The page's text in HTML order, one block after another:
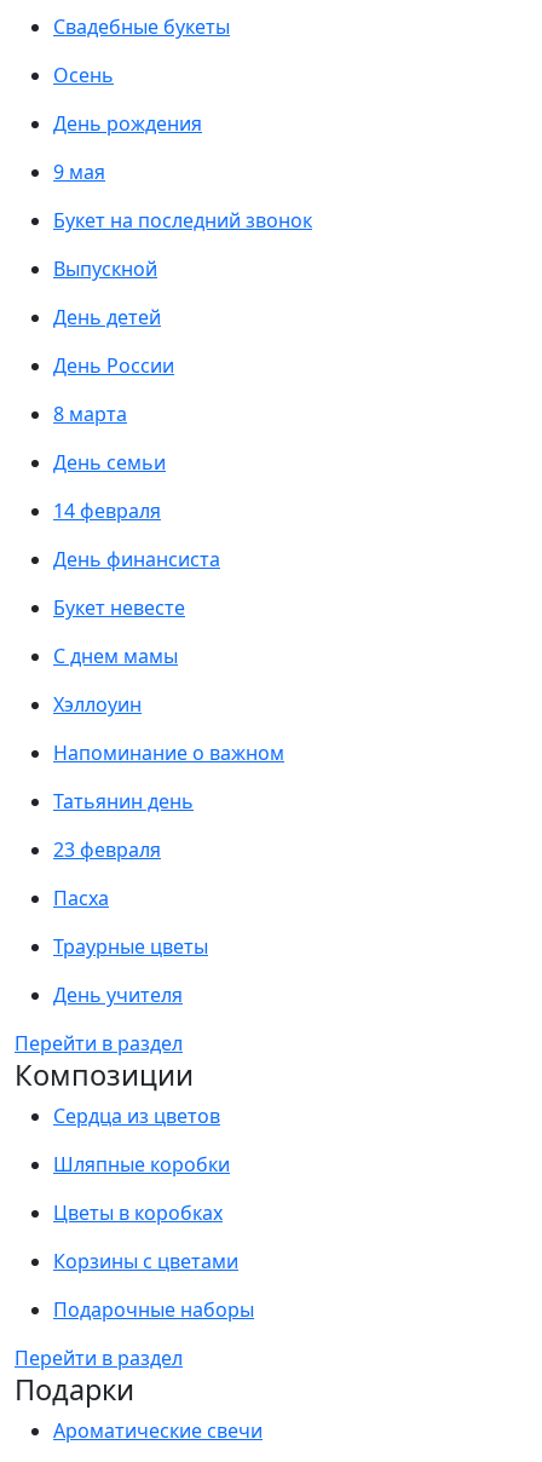
Свадебные букеты
Осень
День рождения
9 мая
Букет на последний звонок
Выпускной
День детей
День России
8 марта
День семьи
14 февраля
День финансиста
Букет невесте
С днем мамы
Хэллоуин
Напоминание о важном
Татьянин день
23 февраля
Пасха
Траурные цветы
День учителя
Перейти в раздел
Композиции
Сердца из цветов
Шляпные коробки
Цветы в коробках
Корзины с цветами
Подарочные наборы
Перейти в раздел
Подарки
Ароматические свечи